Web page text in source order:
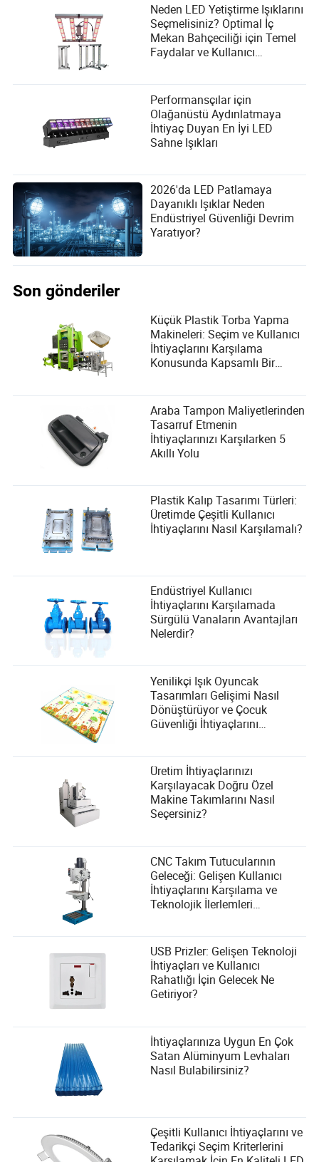
Neden LED Yetiştirme Işıklarını
Seçmelisiniz? Optimal İç
Mekan Bahçeciliği için Temel
Faydalar ve Kullanıcı
Performansçılar için
Olağanüstü Aydınlatmaya
İhtiyaç Duyan En İyi LED
Sahne Işıkları
2026'da LED Patlamaya
Dayanıklı Işıklar Neden
Endüstriyel Güvenliği Devrim
Yaratıyor?
Son gönderiler
Küçük Plastik Torba Yapma
Makineleri: Seçim ve Kullanıcı
İhtiyaçlarını Karşılama
Konusunda Kapsamlı Bir
Araba Tampon Maliyetlerinden
Tasarruf Etmenin
İhtiyaçlarınızı Karşılarken 5
Akıllı Yolu
Plastik Kalıp Tasarımı Türleri:
Üretimde Çeşitli Kullanıcı
İhtiyaçlarını Nasıl Karşılamalı?
Endüstriyel Kullanıcı
İhtiyaçlarını Karşılamada
Sürgülü Vanaların Avantajları
Nelerdir?
Yenilikçi Işık Oyuncak
Tasarımları Gelişimi Nasıl
Dönüştürüyor ve Çocuk
Güvenliği İhtiyaçlarını
Üretim İhtiyaçlarınızı
Karşılayacak Doğru Özel
Makine Takımlarını Nasıl
Seçersiniz?
CNC Takım Tutucularının
Geleceği: Gelişen Kullanıcı
İhtiyaçlarını Karşılama ve
Teknolojik İlerlemleri
USB Prizler: Gelişen Teknoloji
İhtiyaçları ve Kullanıcı
Rahatlığı İçin Gelecek Ne
Getiriyor?
İhtiyaçlarınıza Uygun En Çok
Satan Alüminyum Levhaları
Nasıl Bulabilirsiniz?
Çeşitli Kullanıcı İhtiyaçlarını ve
Tedarikçi Seçim Kriterlerini